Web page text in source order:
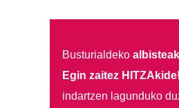
Busturialdeko
Egin zaitez HITZAkide!
indartzen lagunduko